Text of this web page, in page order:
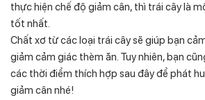
thực hiện chế độ giảm cân, thì trái cây là
tốt nhất.
Chất xơ từ các loại trái cây sẽ giúp bạn
giảm cảm giác thèm ăn. Tuy nhiên, bạn
các thời điểm thích hợp sau đây để phát
giảm cân nhé!